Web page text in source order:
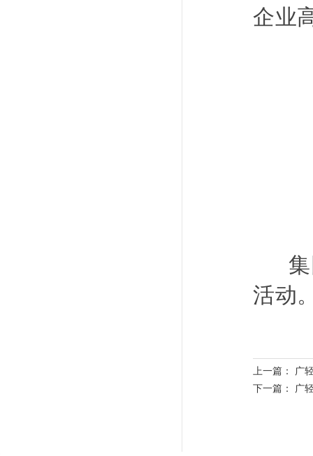
企业
集
活动
上一篇： 广
下一篇： 广